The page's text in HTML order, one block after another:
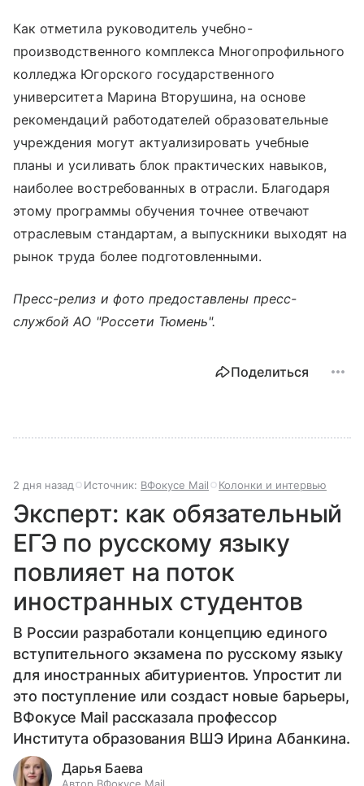
Как отметила руководитель учебно-
производственного комплекса Многопрофильного
колледжа Югорского государственного
университета Марина Вторушина, на основе
рекомендаций работодателей образовательные
учреждения могут актуализировать учебные
планы и усиливать блок практических навыков,
наиболее востребованных в отрасли. Благодаря
этому программы обучения точнее отвечают
отраслевым стандартам, а выпускники выходят на
рынок труда более подготовленными.
Пресс-релиз и фото предоставлены пресс-
службой АО "Россети Тюмень".
Поделиться
2 дня назад Источник: ВФокусе Mail Колонки и интервью
Эксперт: как обязательный
ЕГЭ по русскому языку
повлияет на поток
иностранных студентов
В России разработали концепцию единого
вступительного экзамена по русскому языку
для иностранных абитуриентов. Упростит ли
это поступление или создаст новые барьеры,
ВФокусе Mail рассказала профессор
Института образования ВШЭ Ирина Абанкина.
Дарья Баева
Автор ВФокусе Mail